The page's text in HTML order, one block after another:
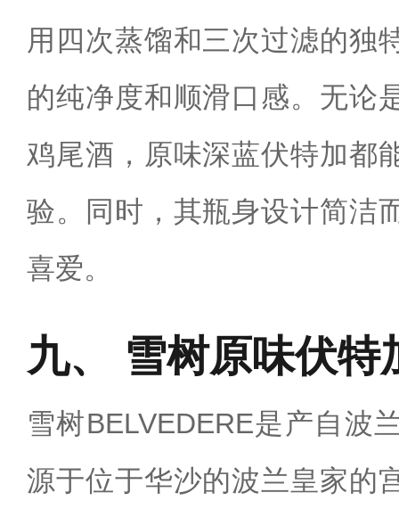
用四次蒸馏和三次过滤的独
的纯净度和顺滑口感。无论
鸡尾酒，原味深蓝伏特加都
验。同时，其瓶身设计简洁
喜爱。
雪树原味伏特
雪树BELVEDERE是产自波
源于位于华沙的波兰皇家的